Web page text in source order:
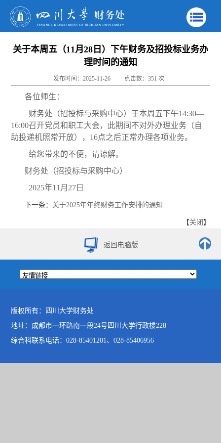
关于本周五（11月28日）下午财务及招投标业务办
理时间的通知
发布时间：2025-11-26 点击数： 351 次
各位师生：
财务处（招投标与采购中心）于本周五下午14:30—
16:00召开党员和职工大会，此期间不对外办理业务（自
助投递机照常开放），16点之后正常办理各项业务。
给您带来的不便，请谅解。
财务处（招投标与采购中心）
2025年11月27日
下一条： 关于2025年年终财务工作安排的通知
【关闭 】
返回电脑版
版权所有：四川大学财务处
地址：成都市一环路南一段24号四川大学行政楼228
综合科联系电话：028-85401201、028-85406956